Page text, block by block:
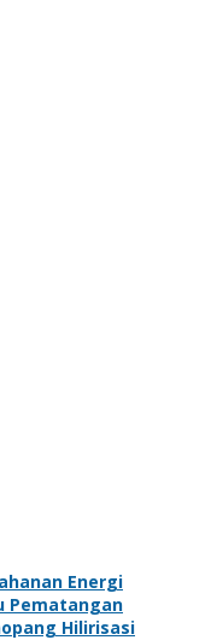
Energi
Pematangan
Hilirisasi